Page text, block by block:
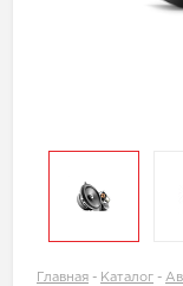
Главная - Каталог -